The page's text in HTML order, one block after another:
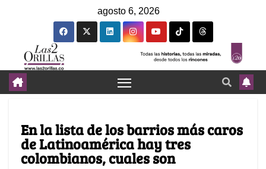
agosto 6, 2026
En la lista de los barrios más caros
de Latinoamérica hay tres
colombianos, cuales son